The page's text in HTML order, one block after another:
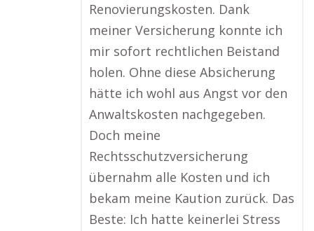
Renovierungskosten. Dank
meiner Versicherung konnte ich
mir sofort rechtlichen Beistand
holen. Ohne diese Absicherung
hätte ich wohl aus Angst vor den
Anwaltskosten nachgegeben.
Doch meine
Rechtsschutzversicherung
übernahm alle Kosten und ich
bekam meine Kaution zurück. Das
Beste: Ich hatte keinerlei Stress